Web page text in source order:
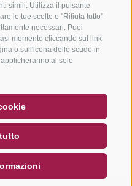
simili. Utilizza il pulsante
le tue scelte o "Rifiuta tutto"
necessari. Puoi
momento cliccando sul link
o sull'icona dello scudo in
al solo
METEO